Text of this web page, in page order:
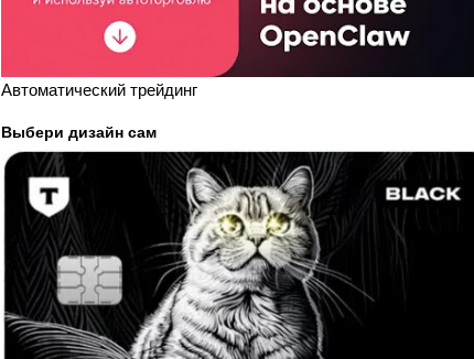
Автоматический трейдинг
Выбери дизайн сам